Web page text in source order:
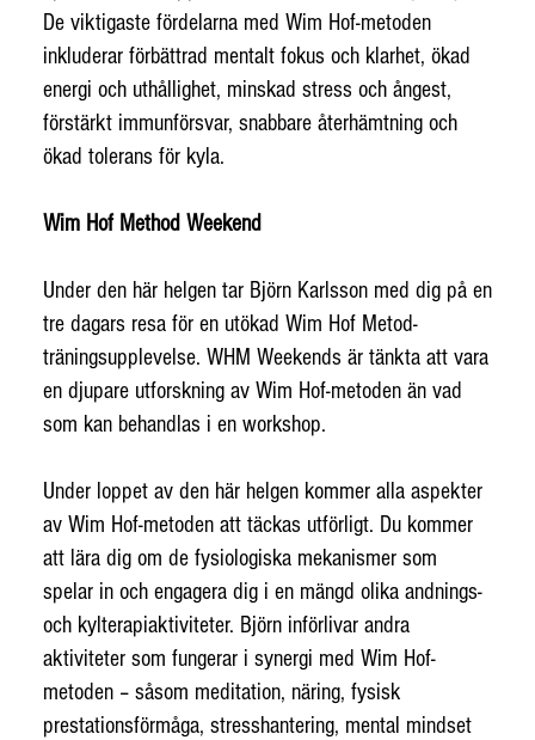
De viktigaste fördelarna med Wim Hof-metoden
inkluderar förbättrad mentalt fokus och klarhet, ökad
energi och uthållighet, minskad stress och ångest,
förstärkt immunförsvar, snabbare återhämtning och
ökad tolerans för kyla.
Wim Hof Method Weekend
Under den här helgen tar Björn Karlsson med dig på en
tre dagars resa för en utökad Wim Hof Metod-
träningsupplevelse. WHM Weekends är tänkta att vara
en djupare utforskning av Wim Hof-metoden än vad
som kan behandlas i en workshop.
Under loppet av den här helgen kommer alla aspekter
av Wim Hof-metoden att täckas utförligt. Du kommer
att lära dig om de fysiologiska mekanismer som
spelar in och engagera dig i en mängd olika andnings-
och kylterapiaktiviteter. Björn införlivar andra
aktiviteter som fungerar i synergi med Wim Hof-
metoden – såsom meditation, näring, fysisk
prestationsförmåga, stresshantering, mental mindset